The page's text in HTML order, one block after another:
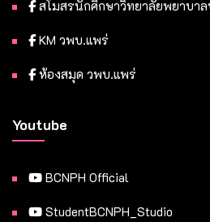
สโมสรนักศึกษาวิทยาลัยพยาบา
KM วพบ.แพร่
ห้องสมุด วพบ.แพร่
Youtube
BCNPH Official
StudentBCNPH_Studio